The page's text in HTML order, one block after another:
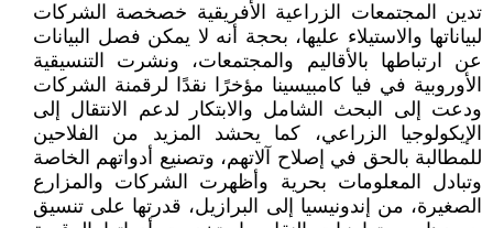
تدين المجتمعات الزراعية الأفريقية خصخصة الشركات
لبياناتها والاستيلاء عليها، بحجة أنه لا يمكن فصل البيانات
عن ارتباطها بالأقاليم والمجتمعات، ونشرت التنسيقية
الأوروبية في فيا كامبيسينا مؤخرًا نقدًا لرقمنة الشركات
ودعت إلى البحث الشامل والابتكار لدعم الانتقال إلى
الإيكولوجيا الزراعي، كما يحشد المزيد من الفلاحين
للمطالبة بالحق في إصلاح آلاتهم، وتصنيع أدواتهم الخاصة
وتبادل المعلومات بحرية وأظهرت الشركات والمزارع
الصغيرة، من إندونيسيا إلى البرازيل، قدرتها على تنسيق